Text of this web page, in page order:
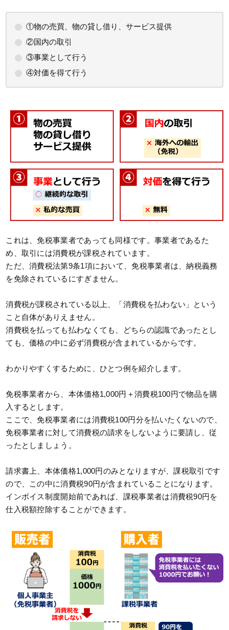
①物の売買、物の貸し借り、サービス提供
②国内の取引
③事業として行う
④対価を得て行う
これは、免税事業者であっても同様です。事業者であるた
め、取引には消費税が課税されています。
ただ、消費税法第9条1項において、免税事業者は、納税義務
を免除されているにすぎません。
消費税が課税されている以上、「消費税を払わない」という
こと自体がありえません。
消費税を払っても払わなくても、どちらの認識であったとし
ても、価格の中に必ず消費税が含まれているからです。
わかりやすくするために、ひとつ例を紹介します。
免税事業者から、本体価格1,000円＋消費税100円で物品を購
入するとします。
ここで、免税事業者には消費税100円分を払いたくないので、
免税事業者に対して消費税の請求をしないように要請し、従
ったとしましょう。
請求書上、本体価格1,000円のみとなりますが、課税取引です
ので、この中に消費税90円が含まれていることになります。
インボイス制度開始前であれば、課税事業者は消費税90円を
仕入税額控除することができます。